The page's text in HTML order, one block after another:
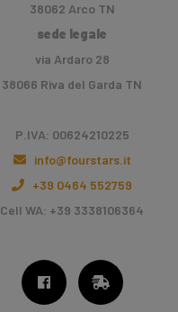
38062 Arco TN
sede legale
via Ardaro 28
38066 Riva del Garda TN
P.IVA: 00624210225
info@fourstars.it
+39 0464 552759
Cell WA: +39 3338106364